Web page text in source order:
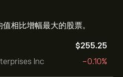
相比增幅最大的股票。
Inc
‎$‎255.25
-0.10%